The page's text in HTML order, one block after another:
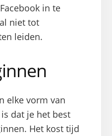
in te
niet tot
leiden.
elke vorm van
dat je het best
Het kost tijd